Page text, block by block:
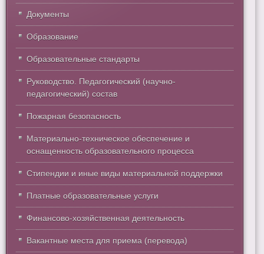
Документы
Образование
Образовательные стандарты
Руководство. Педагогический (научно-
педагогический) состав
Пожарная безопасность
Материально-техническое обеспечение и
оснащенность образовательного процесса
Стипендии и иные виды материальной поддержки
Платные образовательные услуги
Финансово-хозяйственная деятельность
Вакантные места для приема (перевода)